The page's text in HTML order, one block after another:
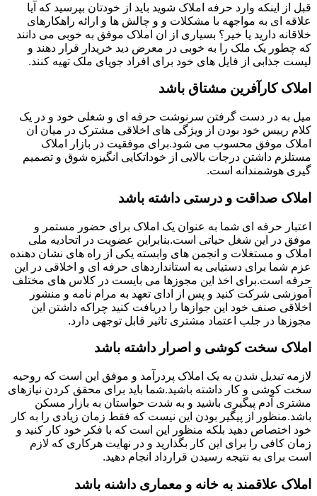
قبل از اینکه وارد حرفه املاک شوید باید از خودتان بپرسید که آیا
علاقه ای به مواجهه با مشکلات و و چالش ها و ارائه راهکارهای
خلاقانه دارید یا خیر؟ بسیاری از ان املاک موفق به خوبی می دانند
که چطور یک ملک را به خوبی در معرض دید خریدار قرار دهند و
لیست جذابی از فایل های خود برای افراد جویای ملک تهیه کنند.
املاک کارآفرین مشتاق باشد
میل به در دست گرفتن سرنوشت حرفه ای و شغلی خود و در یک
کلام رییس خود بودن از ویژگی های اخلاقی مشترک در میان ان
املاک موفق محسوب می شود.برای موفقیت در بازار املاک
مستلزم داشتن درجات بالایی از خوداتکایی انگیزه شوق و تصمیم
گیری هوشمندانه است.
املاک صداقت و درستی داشته باشد
اعتبار حرفه ای شما به عنوان یک املاک برای حضور مستمر و
موفق در این شغل حیاتی است.بنابراین عضویت در اتحادیه ملی
املاک و مستغلات و انجمن های وابسته یکی از راه های نشان دهنده
عزم شما برای دستیابی به استانداردهای حرفه ای و اخلاقی در این
حرفه است.برای اخذ این مجوزها می بایست در کلاس های مختلف
آموزشی شرکت کنید و پس از ادای تعهد به مرام نامه و منشور
اخلاقی صنف خود این جوازها را دریافت کنید چراکه داشتن این
مجوزها در جلب اعتماد مشتری تاثیر قابل توجهی دارد.
املاک سخت کوشی و اصرار داشته باشد
لازمه تبدیل شدن به یک املاک پردرآمد و موفق این است که روحیه
سخت کوشی و کار داشته باشید.شما باید برای محقق کردن نیازهای
مشتری آدم پیگیری باشید و به شدت حواستان به بازار مسکن
باشد.منظور از پیگیر بودن این نیست که فقط زمان زیادی را به کار
خود اختصاص دهید بلکه منظور این است که با فکر خود کار کنید و
زمان کافی را برای این کار بگذارید و در نهایت هرکاری که لازم
است برای به نتیجه رسیدن قرارداد انجام دهید.
املاک علاقمند به خانه و معماری داشنه باشد